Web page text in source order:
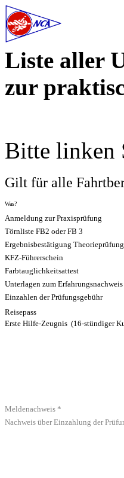
Liste aller
zur
Bitte linken
Gilt für alle
Was?
Anmeldung zur Praxisprüfung
Törnliste FB2 oder FB 3
Ergebnisbestätigung Theorieprüfung
KFZ-Führerschein
Farbtauglichkeitsattest
Unterlagen zum Erfahrungsnachweis
Einzahlen der Prüfungsgebühr
Reisepass
Erste Hilfe-Zeugnis (16-stündiger
Meldenachweis *
Nachweis über Einzahlung der